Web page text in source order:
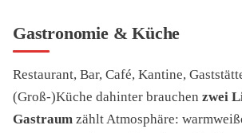
Gastronomie & Küche
Restaurant, Bar, Café, Kantine,
(Groß-)Küche dahinter brauchen zwei
Gastraum zählt Atmosphäre: